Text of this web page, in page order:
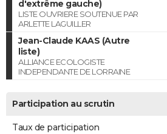
d'extrême gauche)
LISTE OUVRIERE SOUTENUE PAR
ARLETTE LAGUILLER
Jean-Claude KAAS (Autre
liste)
ALLIANCE ECOLOGISTE
INDEPENDANTE DE LORRAINE
Participation au scrutin
Taux de participation